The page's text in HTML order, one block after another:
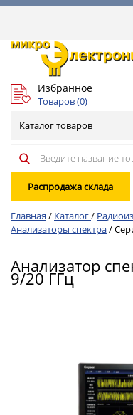
Избранное
Товаров (0)
Каталог товаров
Распродажа склада
Главная / Каталог/
Анализаторы спектра/
Анализатор
9/20 ГГц